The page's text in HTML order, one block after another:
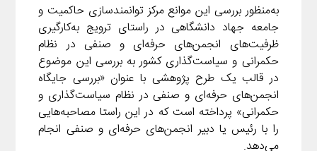
به‌منظور بررسی این موانع مرکز توانمندسازی حاکمیت و
جامعه جهاد دانشگاهی در راستای ترویج به‌کارگیری
ظرفیت‌های انجمن‌های حرفه‌ای و صنفی در نظام
حکمرانی و سیاست‌گذاری کشور به بررسی این موضوع
در قالب یک طرح پژوهشی با عنوان «بررسی جایگاه
انجمن‌های حرفه‌ای و صنفی در نظام سیاست‌گذاری و
حکمرانی» پرداخته است که در این راستا مصاحبه‌هایی
را با رئیس یا دبیر انجمن‌های حرفه‌ای و صنفی انجام
می‌دهد.